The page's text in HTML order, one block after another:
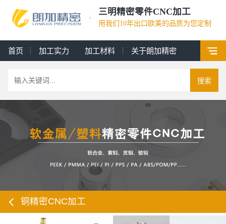
三明精密零件CNC加工
用我们10年出口欧美的品质为您定制
首页 加工实力 加工材料 关于朗加精密
搜索
铜精密CNC加工